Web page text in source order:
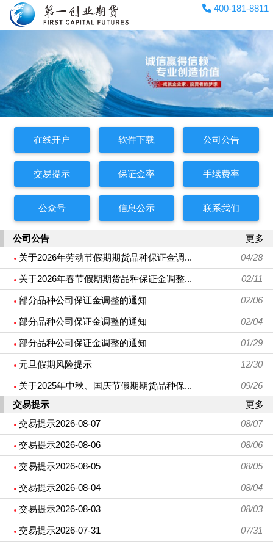
400-181-8811
在线开户 软件下载 公司公告
交易提示 保证金率 手续费率
公众号 信息公示 联系我们
公司公告
更多
04/28
关于2026年劳动节假期期货品种保证金调...
02/11
关于2026年春节假期期货品种保证金调整...
02/06
部分品种公司保证金调整的通知
02/04
部分品种公司保证金调整的通知
01/29
部分品种公司保证金调整的通知
12/30
元旦假期风险提示
09/26
关于2025年中秋、国庆节假期期货品种保...
交易提示
更多
08/07
交易提示2026-08-07
08/06
交易提示2026-08-06
08/05
交易提示2026-08-05
08/04
交易提示2026-08-04
08/03
交易提示2026-08-03
07/31
交易提示2026-07-31